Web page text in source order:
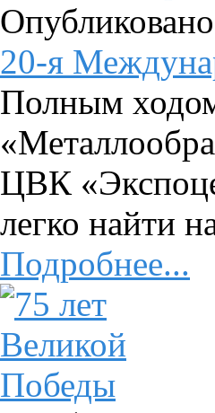
20-я
Полным
ЦВК
легко найти
Подробнее...